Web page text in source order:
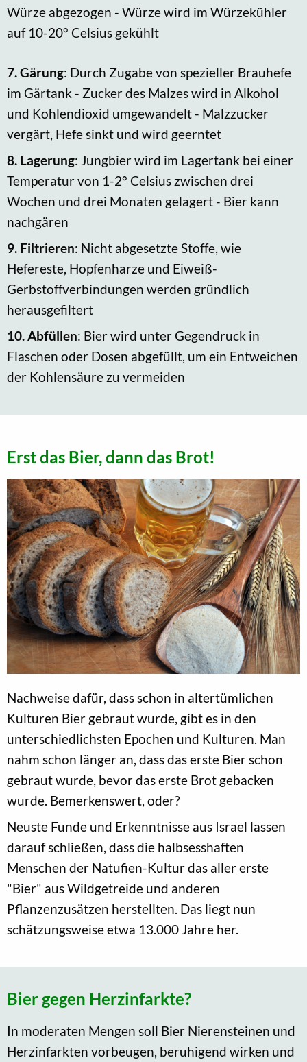
Würze abgezogen - Würze wird im Würzekühler
auf 10-20° Celsius gekühlt
7.Gärung: Durch Zugabe von spezieller Brauhefe
im Gärtank - Zucker des Malzes wird in Alkohol
und Kohlendioxid umgewandelt - Malzzucker
vergärt, Hefe sinkt und wird geerntet
8. Lagerung: Jungbier wird im Lagertank bei einer
Temperatur von 1-2° Celsius zwischen drei
Wochen und drei Monaten gelagert - Bier kann
nachgären
9. Filtrieren: Nicht abgesetzte Stoffe, wie
Hefereste, Hopfenharze und Eiweiß-
Gerbstoffverbindungen werden gründlich
herausgefiltert
10.Abfüllen: Bier wird unter Gegendruck in
Flaschen oder Dosen abgefüllt, um ein Entweichen
der Kohlensäure zu vermeiden
Erst das Bier, dann das Brot!
Nachweise dafür, dass schon in altertümlichen
Kulturen Bier gebraut wurde, gibt es in den
unterschiedlichsten Epochen und Kulturen. Man
nahm schon länger an, dass das erste Bier schon
gebraut wurde, bevor das erste Brot gebacken
wurde. Bemerkenswert, oder?
Neuste Funde und Erkenntnisse aus Israel lassen
darauf schließen, dass die halbsesshaften
Menschen der Natufien-Kultur das aller erste
"Bier" aus Wildgetreide und anderen
Pflanzenzusätzen herstellten. Das liegt nun
schätzungsweise etwa 13.000 Jahre her.
Bier gegen Herzinfarkte?
In moderaten Mengen soll Bier Nierensteinen und
Herzinfarkten vorbeugen, beruhigend wirken und